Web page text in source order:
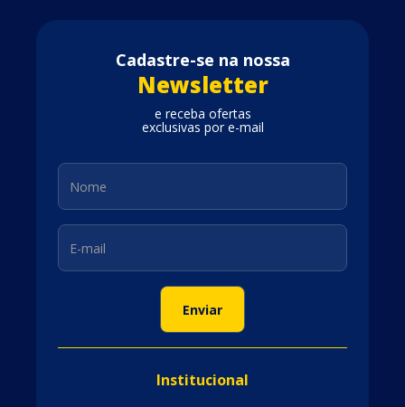
Cadastre-se na nossa
Newsletter
e receba ofertas
exclusivas por e-mail
Institucional